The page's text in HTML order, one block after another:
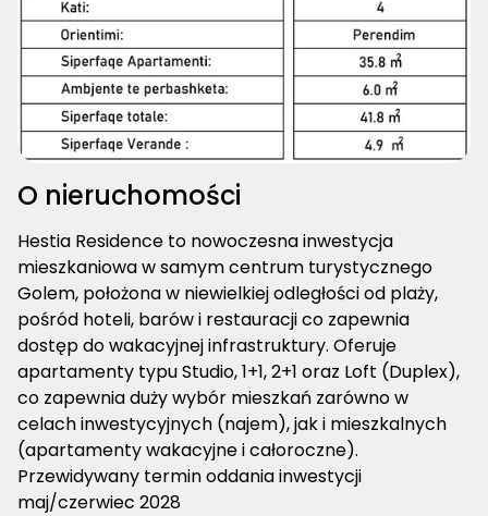
O nieruchomości
Hestia Residence to nowoczesna inwestycja
mieszkaniowa w samym centrum turystycznego
Golem, położona w niewielkiej odległości od plaży,
pośród hoteli, barów i restauracji co zapewnia
dostęp do wakacyjnej infrastruktury. Oferuje
apartamenty typu Studio, 1+1, 2+1 oraz Loft (Duplex),
co zapewnia duży wybór mieszkań zarówno w
celach inwestycyjnych (najem), jak i mieszkalnych
(apartamenty wakacyjne i całoroczne).
Przewidywany termin oddania inwestycji
maj/czerwiec 2028